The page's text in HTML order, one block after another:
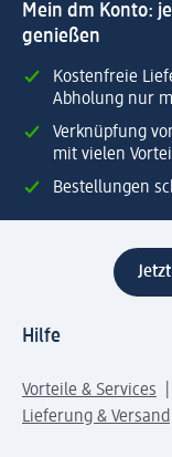
Mein dm Konto:
genießen
Kostenfreie
Abholung nur
Verknüpfung
mit vielen
Bestellungen
Hilfe
Vorteile & Services
Lieferung & Versand